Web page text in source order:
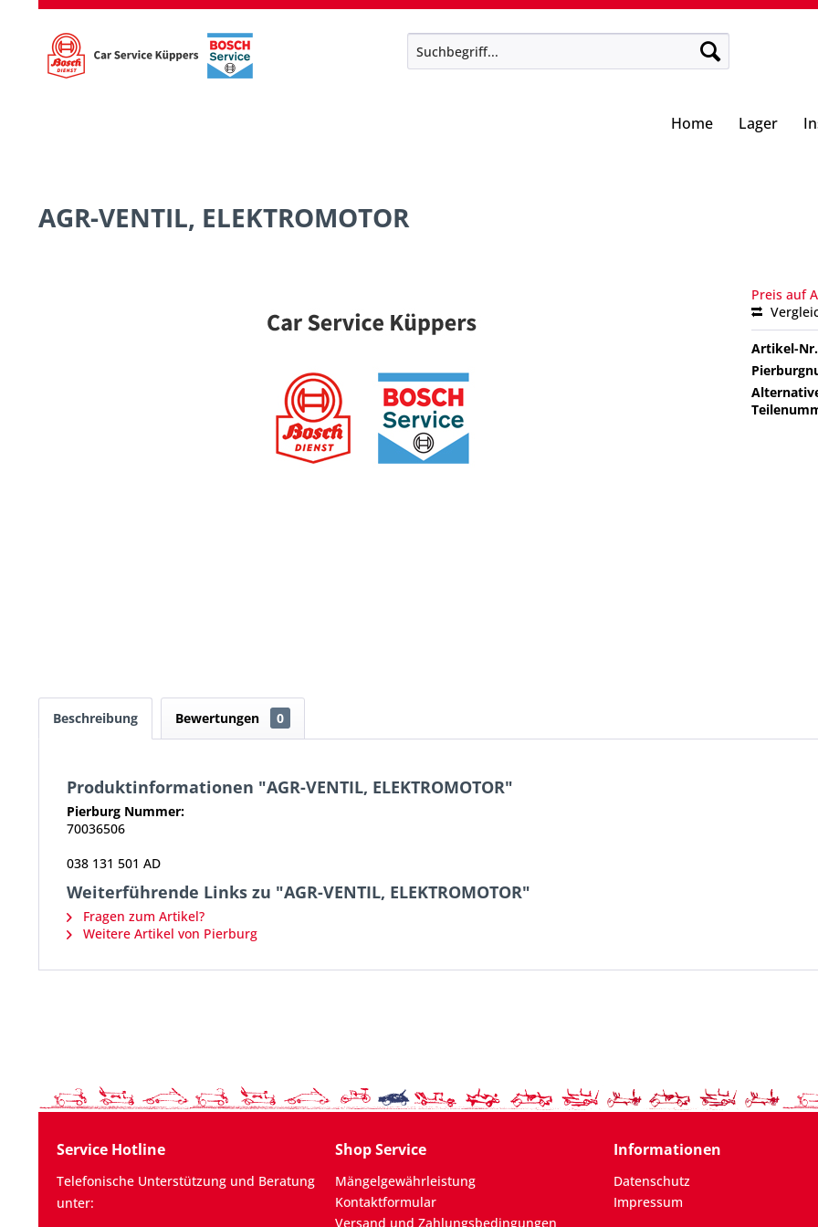
Home Lager
AGR-VENTIL, ELEKTROMOTOR
Preis auf
Artikel-
Beschreibung Bewertungen 0
Produktinformationen "AGR-VENTIL, ELEKTROMOTOR"
Pierburg Nummer:
70036506
038 131 501 AD
Weiterführende Links zu "AGR-VENTIL, ELEKTROMOTOR"
Fragen zum Artikel?
Weitere Artikel von Pierburg
Service Hotline
Telefonische Unterstützung und Beratung
unter:
Shop Service
Mängelgewährleistung
Kontaktformular
Versand und Zahlungsbedingungen
Informationen
Datenschutz
Impressum